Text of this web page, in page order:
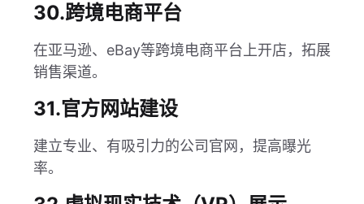
30.跨境电商平台
在亚马逊、eBay等跨境电商平台上开店，拓展
销售渠道。
31.官方网站建设
建立专业、有吸引力的公司官网，提高曝光
率。